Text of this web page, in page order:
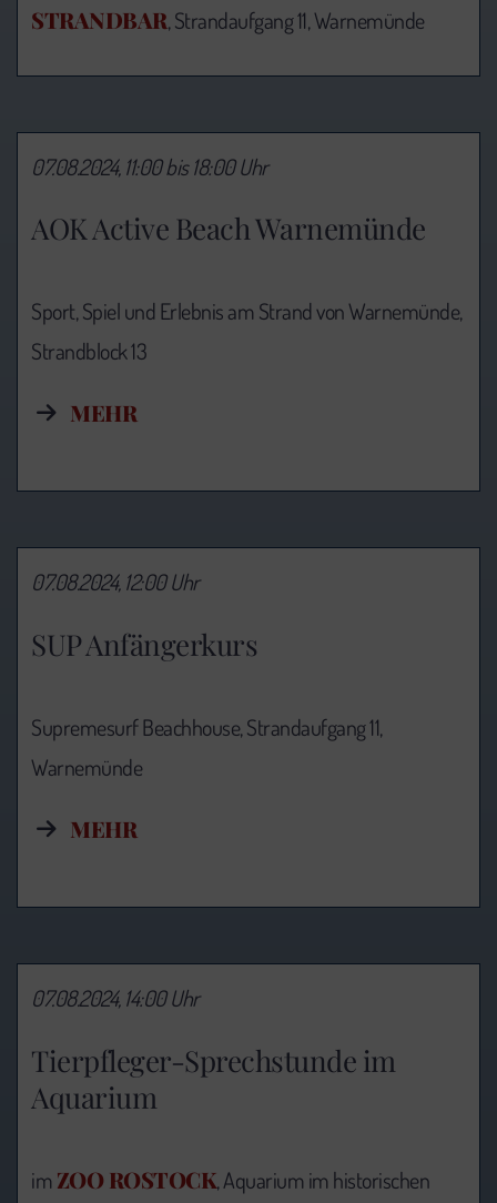
STRANDBAR, Strandaufgang 11, Warnemünde
AOK Active Beach Warnemünde
07.08.2024, 11:00 bis 18:00 Uhr
Sport, Spiel und Erlebnis am Strand von Warnemünde,
Strandblock 13
MEHR
SUP Anfängerkurs
07.08.2024, 12:00 Uhr
Supremesurf Beachhouse, Strandaufgang 11,
Warnemünde
MEHR
Tierpfleger-Sprechstunde im
Aquarium
07.08.2024, 14:00 Uhr
imZOO ROSTOCK, Aquarium im historischen